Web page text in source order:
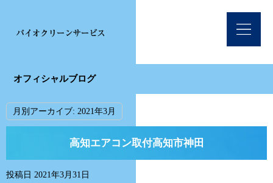
オフィシャルブログ
月別アーカイブ: 2021年3月
高知エアコン取付高知市神田
投稿日 2021年3月31日